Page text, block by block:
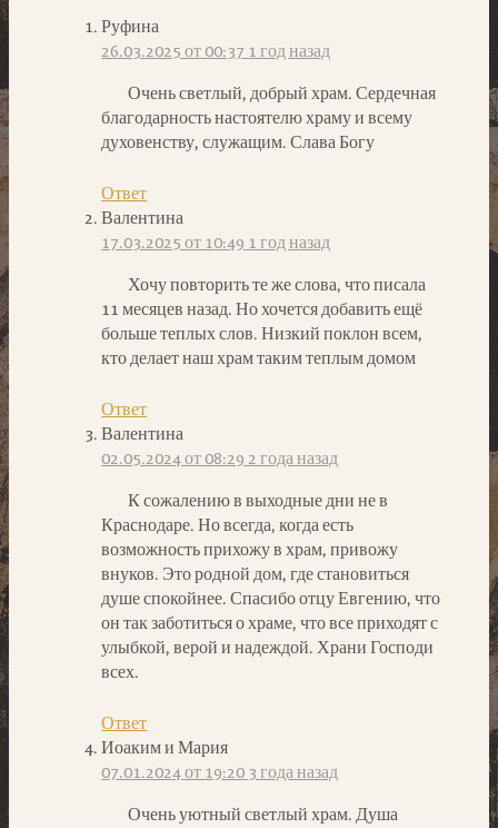
Руфина
26.03.2025 от 00:37 1 год назад
Очень светлый, добрый храм. Сердечная
благодарность настоятелю храму и всему
духовенству, служащим. Слава Богу
Ответ
Валентина
17.03.2025 от 10:49 1 год назад
Хочу повторить те же слова, что писала
11 месяцев назад. Но хочется добавить ещё
больше теплых слов. Низкий поклон всем,
кто делает наш храм таким теплым домом
Ответ
Валентина
02.05.2024 от 08:29 2 года назад
К сожалению в выходные дни не в
Краснодаре. Но всегда, когда есть
возможность прихожу в храм, привожу
внуков. Это родной дом, где становиться
душе спокойнее. Спасибо отцу Евгению, что
он так заботиться о храме, что все приходят с
улыбкой, верой и надеждой. Храни Господи
всех.
Ответ
Иоаким и Мария
07.01.2024 от 19:20 3 года назад
Очень уютный светлый храм. Душа